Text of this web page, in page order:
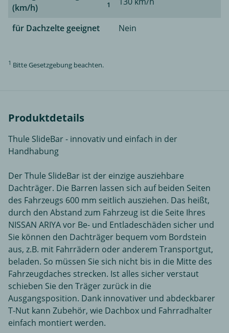
(km/h)
1
für Dachzelte geeignet Nein
1 Bitte Gesetzgebung beachten.
Produktdetails
Thule SlideBar - innovativ und einfach in der
Handhabung
Der Thule SlideBar ist der einzige ausziehbare
Dachträger. Die Barren lassen sich auf beiden Seiten
des Fahrzeugs 600 mm seitlich ausziehen. Das heißt,
durch den Abstand zum Fahrzeug ist die Seite Ihres
NISSAN ARIYA vor Be- und Entladeschäden sicher und
Sie können den Dachträger bequem vom Bordstein
aus, z.B. mit Fahrrädern oder anderem Transportgut,
beladen. So müssen Sie sich nicht bis in die Mitte des
Fahrzeugdaches strecken. Ist alles sicher verstaut
schieben Sie den Träger zurück in die
Ausgangsposition. Dank innovativer und abdeckbarer
T-Nut kann Zubehör, wie Dachbox und Fahrradhalter
einfach montiert werden.